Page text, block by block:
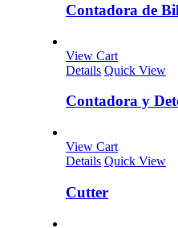
Contadora de
View Cart
Details Quick View
Contadora y
View Cart
Details Quick View
Cutter